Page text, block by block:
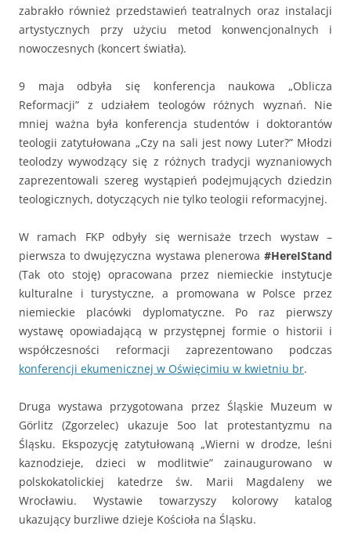
zabrakło również przedstawień teatralnych oraz instalacji
artystycznych przy użyciu metod konwencjonalnych i
nowoczesnych (koncert światła).
9 maja odbyła się konferencja naukowa „Oblicza
Reformacji” z udziałem teologów różnych wyznań. Nie
mniej ważna była konferencja studentów i doktorantów
teologii zatytułowana „Czy na sali jest nowy Luter?” Młodzi
teolodzy wywodzący się z różnych tradycji wyznaniowych
zaprezentowali szereg wystąpień podejmujących dziedzin
teologicznych, dotyczących nie tylko teologii reformacyjnej.
W ramach FKP odbyły się wernisaże trzech wystaw –
pierwsza to dwujęzyczna wystawa plenerowa #HereIStand
(Tak oto stoję) opracowana przez niemieckie instytucje
kulturalne i turystyczne, a promowana w Polsce przez
niemieckie placówki dyplomatyczne. Po raz pierwszy
wystawę opowiadającą w przystępnej formie o historii i
współczesności reformacji zaprezentowano podczas
konferencji ekumenicznej w Oświęcimiu w kwietniu br.
Druga wystawa przygotowana przez Śląskie Muzeum w
Görlitz (Zgorzelec) ukazuje 5oo lat protestantyzmu na
Śląsku. Ekspozycję zatytułowaną „Wierni w drodze, leśni
kaznodzieje, dzieci w modlitwie” zainaugurowano w
polskokatolickiej katedrze św. Marii Magdaleny we
Wrocławiu. Wystawie towarzyszy kolorowy katalog
ukazujący burzliwe dzieje Kościoła na Śląsku.